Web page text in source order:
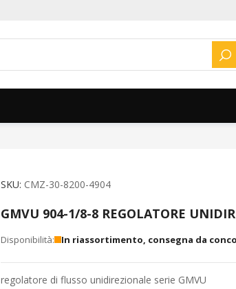
SKU CMZ-30-8200-4904
GMVU 904-1/8-8 REGOLATORE
In riassortimento, consegna da
regolatore di flusso unidirezionale serie GMVU